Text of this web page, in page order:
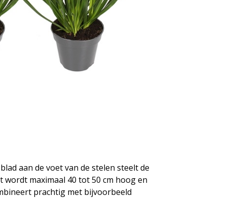
aan de voet van de stelen steelt de
maximaal 40 tot 50 cm hoog en
prachtig met bijvoorbeeld